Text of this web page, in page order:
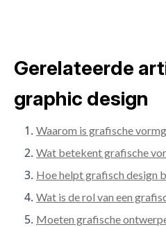
Gerelateerde
graphic design
Waarom is grafische
Wat betekent grafische
Hoe helpt grafisch design
Wat is de rol van een
Moeten grafische